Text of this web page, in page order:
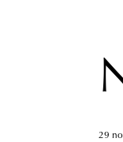
29